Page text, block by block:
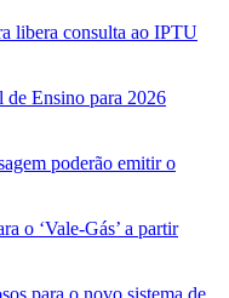
libera consulta ao IPTU
de Ensino para 2026
poderão emitir o
o ‘Vale-Gás’ a partir
para o novo sistema de